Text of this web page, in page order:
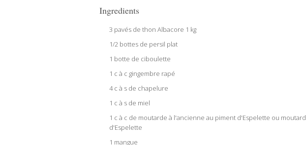
Ingredients
3 pavés de thon Albacore 1 kg
1/2 bottes de persil plat
1 botte de ciboulette
1 c à c gingembre rapé
4 c à s de chapelure
1 c à s de miel
1 c à c de moutarde à l'ancienne au piment d'Espelette ou
d'Espelette
1 mangue